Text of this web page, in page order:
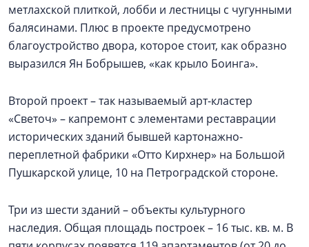
метлахской плиткой, лобби и лестницы с чугунными
балясинами. Плюс в проекте предусмотрено
благоустройство двора, которое стоит, как образно
выразился Ян Бобрышев, «как крыло Боинга».
Второй проект – так называемый арт-кластер
«Светоч» – капремонт с элементами реставрации
исторических зданий бывшей картонажно-
переплетной фабрики «Отто Кирхнер» на Большой
Пушкарской улице, 10 на Петроградской стороне.
Три из шести зданий – объекты культурного
наследия. Общая площадь построек – 16 тыс. кв. м. В